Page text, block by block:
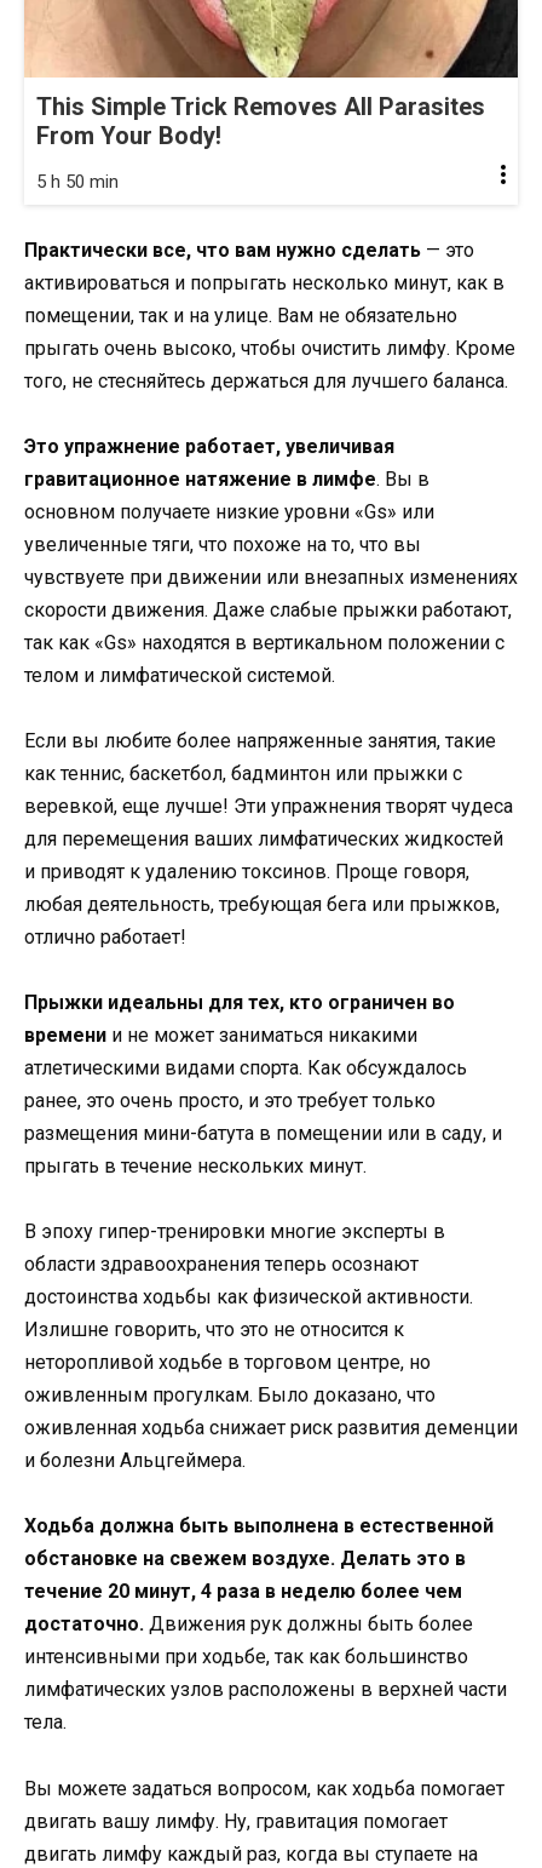
This Simple Trick Removes All Parasites
From Your Body!
5 h 50 min
Практически все, что вам нужно сделать — это
активироваться и попрыгать несколько минут, как в
помещении, так и на улице. Вам не обязательно
прыгать очень высоко, чтобы очистить лимфу. Кроме
того, не стесняйтесь держаться для лучшего баланса.
Это упражнение работает, увеличивая
гравитационное натяжение в лимфе. Вы в
основном получаете низкие уровни «Gs» или
увеличенные тяги, что похоже на то, что вы
чувствуете при движении или внезапных изменениях
скорости движения. Даже слабые прыжки работают,
так как «Gs» находятся в вертикальном положении с
телом и лимфатической системой.
Если вы любите более напряженные занятия, такие
как теннис, баскетбол, бадминтон или прыжки с
веревкой, еще лучше! Эти упражнения творят чудеса
для перемещения ваших лимфатических жидкостей
и приводят к удалению токсинов. Проще говоря,
любая деятельность, требующая бега или прыжков,
отлично работает!
Прыжки идеальны для тех, кто ограничен во
времени и не может заниматься никакими
атлетическими видами спорта. Как обсуждалось
ранее, это очень просто, и это требует только
размещения мини-батута в помещении или в саду, и
прыгать в течение нескольких минут.
В эпоху гипер-тренировки многие эксперты в
области здравоохранения теперь осознают
достоинства ходьбы как физической активности.
Излишне говорить, что это не относится к
неторопливой ходьбе в торговом центре, но
оживленным прогулкам. Было доказано, что
оживленная ходьба снижает риск развития деменции
и болезни Альцгеймера.
Ходьба должна быть выполнена в естественной
обстановке на свежем воздухе. Делать это в
течение 20 минут, 4 раза в неделю более чем
достаточно. Движения рук должны быть более
интенсивными при ходьбе, так как большинство
лимфатических узлов расположены в верхней части
тела.
Вы можете задаться вопросом, как ходьба помогает
двигать вашу лимфу. Ну, гравитация помогает
двигать лимфу каждый раз, когда вы ступаете на